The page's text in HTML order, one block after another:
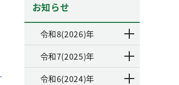
お知らせ
令和8(2026)年
令和7(2025)年
令和6(2024)年